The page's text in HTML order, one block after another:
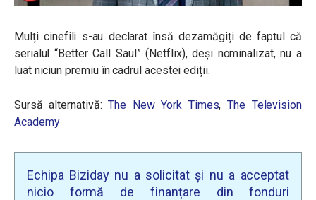
Mulți cinefili s-au declarat însă dezamăgiți de faptul că
serialul “Better Call Saul” (Netflix), deși nominalizat, nu a
luat niciun premiu în cadrul acestei ediții.
Sursă alternativă:The New York Times,The Television
Academy
Echipa Biziday nu a solicitat și nu a acceptat
nicio formă de finanțare din fonduri